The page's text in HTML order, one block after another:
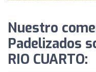
Nuestro
Padelizados
RIO CUARTO: